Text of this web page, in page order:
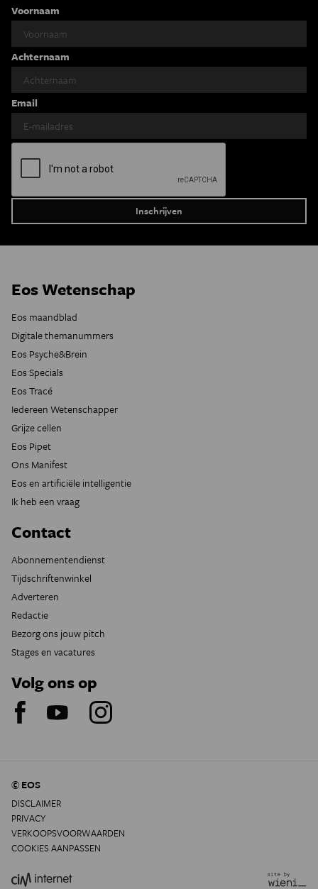
Voornaam
Achternaam
Email
Eos Wetenschap
Eos maandblad
Digitale themanummers
Eos Psyche&Brein
Eos Specials
Eos Tracé
Iedereen Wetenschapper
Grijze cellen
Eos Pipet
Ons Manifest
Eos en artificiële intelligentie
Ik heb een vraag
Contact
Abonnementendienst
Tijdschriftenwinkel
Adverteren
Redactie
Bezorg ons jouw pitch
Stages en vacatures
Volg ons op
© EOS
DISCLAIMER
PRIVACY
VERKOOPSVOORWAARDEN
COOKIES AANPASSEN